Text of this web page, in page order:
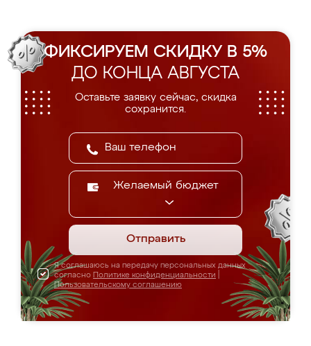
ФИКСИРУЕМ СКИДКУ В 5%
ДО КОНЦА АВГУСТА
Оставьте заявку сейчас, скидка
сохранится.
Желаемый бюджет
Отправить
Я соглашаюсь на передачу персональных данных
согласно Политике конфиденциальности
Пользовательскому соглашению